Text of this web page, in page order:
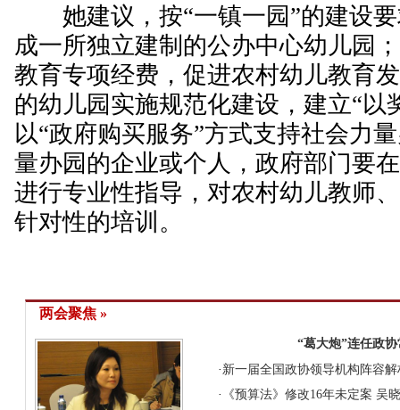
她建议，按“一镇一园”的建设要
成一所独立建制的公办中心幼儿园
教育专项经费，促进农村幼儿教育
的幼儿园实施规范化建设，建立“以
以“政府购买服务”方式支持社会力
量办园的企业或个人，政府部门要
进行专业性指导，对农村幼儿教师
针对性的培训。
两会聚焦 »
“葛大炮”连任政
· 新一届全国政协领导机构阵容解
·
《预算法》修改16年未定案 吴